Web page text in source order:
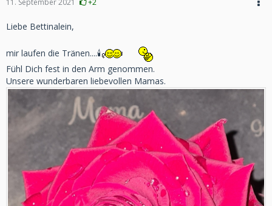
11. September 2021 +2
Liebe Bettinalein,
mir laufen die Tränen....🕯
Fühl Dich fest in den Arm genommen.
Unsere wunderbaren liebevollen Mamas.